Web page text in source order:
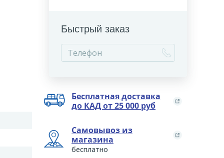
Быстрый заказ
Бесплатная доставка
до КАД от 25 000 руб
Самовывоз из
магазина
бесплатно